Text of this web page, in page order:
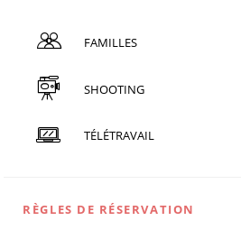
FAMILLES
SHOOTING
TÉLÉTRAVAIL
RÈGLES DE RÉSERVATION